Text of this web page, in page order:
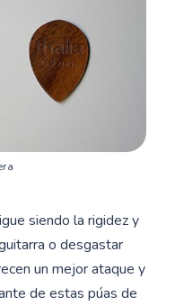
siendo la rigidez y
o desgastar
un mejor ataque y
de estas púas de